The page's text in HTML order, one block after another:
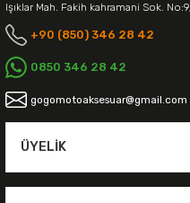
Işıklar Mah. Fakih kahramani Sok.
+90 (850) 346 28 42
0850 346 28 42
gogomotoaksesuar@gmail.com
ÜYELIK